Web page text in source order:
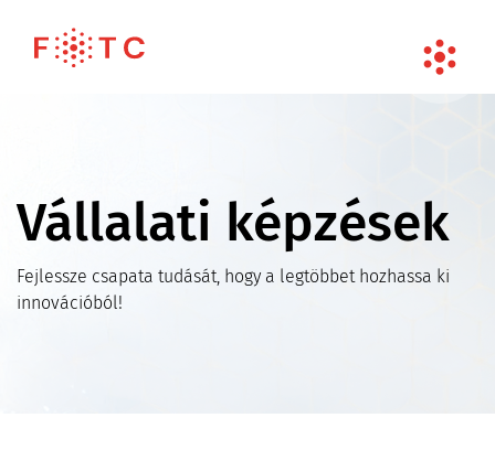
Vállalati képzések
Fejlessze csapata tudását, hogy a legtöbbet hozhassa ki
innovációból!